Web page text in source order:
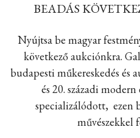
BEADÁS
Nyújtsa be magyar
következő aukciónkra.
budapesti műkereskedés és
és 20. századi
specializálódott, ezen
művészekkel